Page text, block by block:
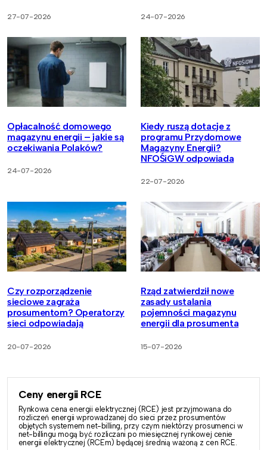
27-07-2026 24-07-2026
Opłacalność domowego
magazynu energii – jakie są
oczekiwania Polaków?
24-07-2026
Kiedy ruszą dotacje z
programu Przydomowe
Magazyny Energii?
NFOŚiGW odpowiada
22-07-2026
Czy rozporządzenie
sieciowe zagraża
prosumentom? Operatorzy
sieci odpowiadają
20-07-2026
Rząd zatwierdził nowe
zasady ustalania
pojemności magazynu
energii dla prosumenta
15-07-2026
Ceny energii RCE
Rynkowa cena energii elektrycznej (RCE) jest przyjmowana do
rozliczeń energii wprowadzanej do sieci przez prosumentów
objętych systemem net-billing, przy czym niektórzy prosumenci w
net-billingu mogą być rozliczani po miesięcznej rynkowej cenie
energii elektrycznej (RCEm) będącej średnią ważoną z cen RCE.